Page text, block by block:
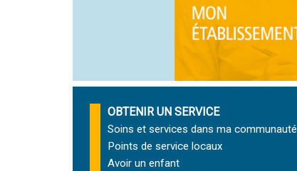
OBTENIR UN SERVICE
Soins et services dans ma communauté
Points de service locaux
Avoir un enfant